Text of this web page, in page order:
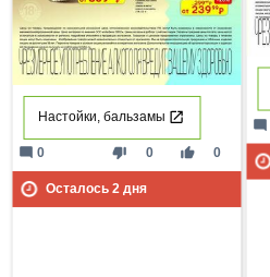
mode_comment
Настойки, бальзамы
thumb_down 0 thumb_up 0
mode_comment 0
Осталось 2дня